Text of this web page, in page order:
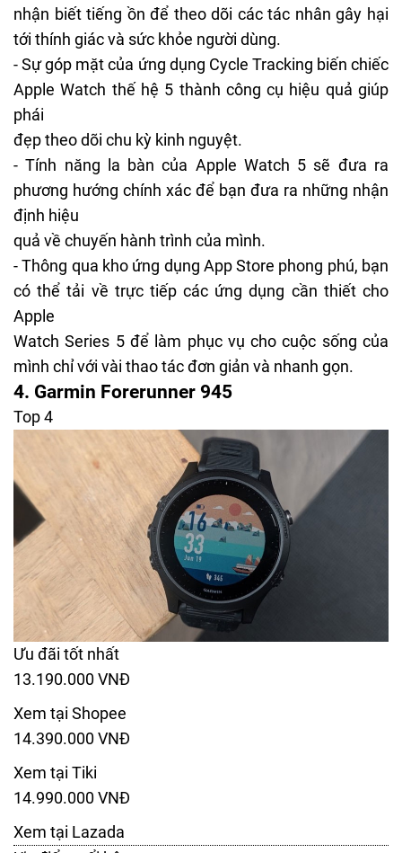
nhận biết tiếng ồn để theo dõi các tác nhân gây hại
tới thính giác và sức khỏe người dùng.
- Sự góp mặt của ứng dụng Cycle Tracking biến chiếc
Apple Watch thế hệ 5 thành công cụ hiệu quả giúp
phái
đẹp theo dõi chu kỳ kinh nguyệt.
- Tính năng la bàn của Apple Watch 5 sẽ đưa ra
phương hướng chính xác để bạn đưa ra những nhận
định hiệu
quả về chuyến hành trình của mình.
- Thông qua kho ứng dụng App Store phong phú, bạn
có thể tải về trực tiếp các ứng dụng cần thiết cho
Apple
Watch Series 5 để làm phục vụ cho cuộc sống của
mình chỉ với vài thao tác đơn giản và nhanh gọn.
4. Garmin Forerunner 945
Top 4
Ưu đãi tốt nhất
13.190.000 VNĐ
Xem tại Shopee
14.390.000 VNĐ
Xem tại Tiki
14.990.000 VNĐ
Xem tại Lazada